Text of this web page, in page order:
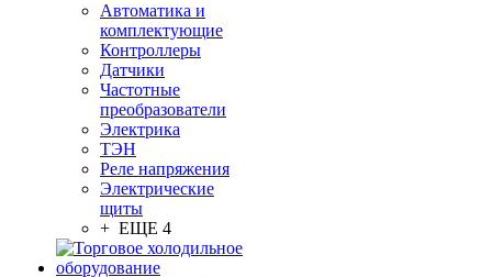
Автоматика и
комплектующие
Контроллеры
Датчики
Частотные
преобразователи
Электрика
ТЭН
Реле напряжения
Электрические
щиты
+ ЕЩЕ 4